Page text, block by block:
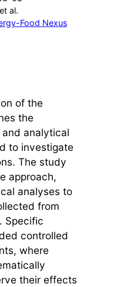
al.
Food Nexus
of the
the
analytical
to investigate
The study
approach,
analyses to
from
Specific
controlled
where
their effects